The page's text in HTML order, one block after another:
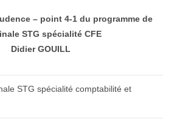
– point 4-1 du programme de
STG spécialité CFE
Didier GOUILL
STG spécialité comptabilité et